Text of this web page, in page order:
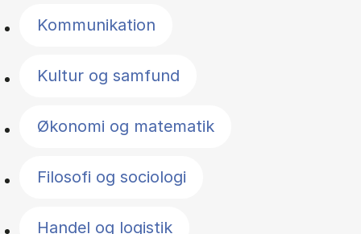
Kommunikation
Kultur og samfund
Økonomi og matematik
Filosofi og sociologi
Handel og logistik